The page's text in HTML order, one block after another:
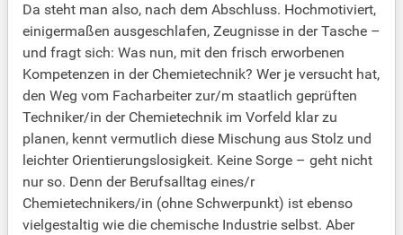
Da steht man also, nach dem Abschluss. Hochmotiviert,
einigermaßen ausgeschlafen, Zeugnisse in der Tasche –
und fragt sich: Was nun, mit den frisch erworbenen
Kompetenzen in der Chemietechnik? Wer je versucht hat,
den Weg vom Facharbeiter zur/m staatlich geprüften
Techniker/in der Chemietechnik im Vorfeld klar zu
planen, kennt vermutlich diese Mischung aus Stolz und
leichter Orientierungslosigkeit. Keine Sorge – geht nicht
nur so. Denn der Berufsalltag eines/r
Chemietechnikers/in (ohne Schwerpunkt) ist ebenso
vielgestaltig wie die chemische Industrie selbst. Aber